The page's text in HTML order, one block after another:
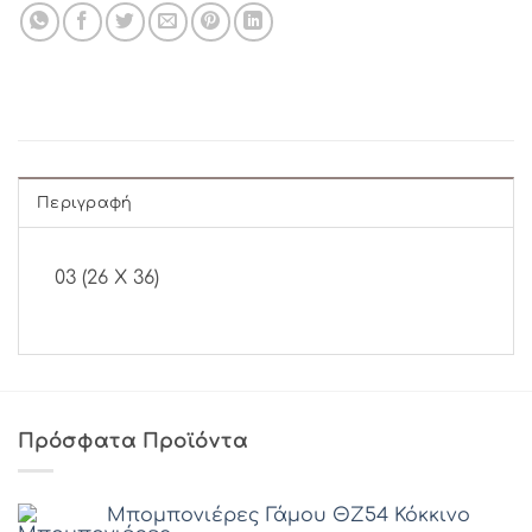
Περιγραφή
03 (26 Χ 36)
Πρόσφατα Προϊόντα
Μπομπονιέρες Γάμου ΘZ54 Κόκκινο